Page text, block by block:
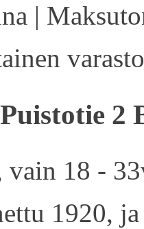
|
2
vain 18 -
1920,